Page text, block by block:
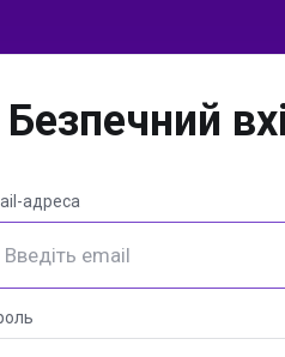
Безпечний
адреса